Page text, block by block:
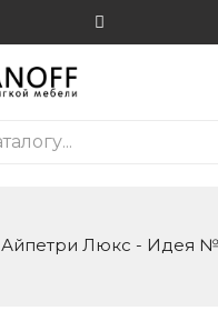
Айпетри Люкс - Идея